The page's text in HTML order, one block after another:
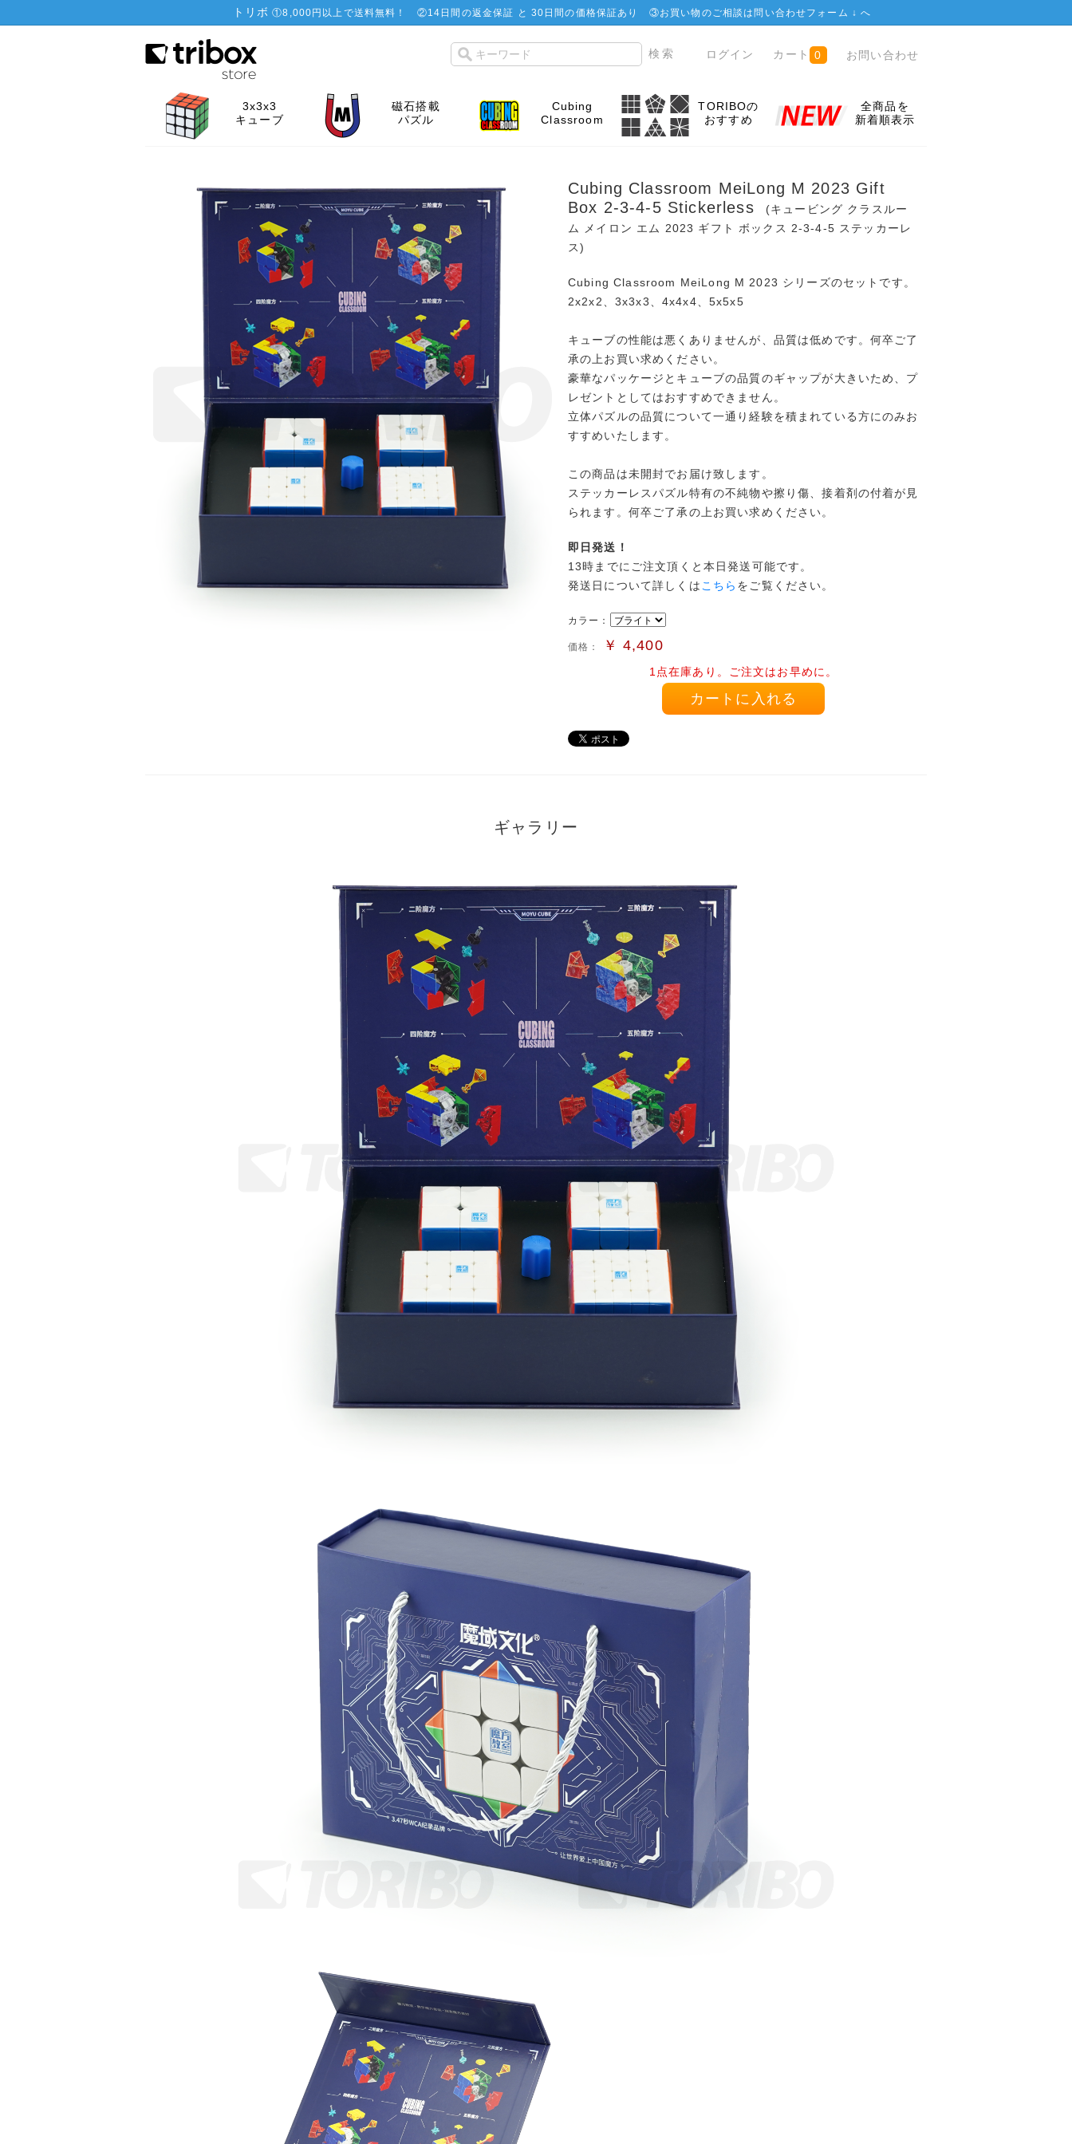
トリボ ①8,000円以上で送料無料！ ②14日間の返金保証 と 30日間の価格保証あり ③お買い物のご相談は問い合わせフォーム ↓へ
ログイン カート 0 お問い合わせ
3x3x3
キューブ
磁石搭載
パズル
Cubing
Classroom
TORIBOの
おすすめ
全商品を
新着順表示
Cubing Classroom MeiLong M 2023 Gift
Box 2-3-4-5 Stickerless
(キュービング クラスルー
ム メイロン エム 2023 ギフト ボックス 2-3-4-5 ステッカーレ
ス)
Cubing Classroom MeiLong M 2023 シリーズのセットです。
2x2x2、3x3x3、4x4x4、5x5x5
キューブの性能は悪くありませんが、品質は低めです。何卒ご了
承の上お買い求めください。
豪華なパッケージとキューブの品質のギャップが大きいため、プ
レゼントとしてはおすすめできません。
立体パズルの品質について一通り経験を積まれている方にのみお
すすめいたします。
この商品は未開封でお届け致します。
ステッカーレスパズル特有の不純物や擦り傷、接着剤の付着が見
られます。何卒ご了承の上お買い求めください。
即日発送！
13時までにご注文頂くと本日発送可能です。
発送日について詳しくは こちら をご覧ください。
カラー：
価格： ￥ 4,400
1点在庫あり。ご注文はお早めに。
カートに入れる
ギャラリー